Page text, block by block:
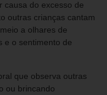
causa do excesso de
outras crianças cantam
a olhares de
e o sentimento de
que observa outras
ou brincando